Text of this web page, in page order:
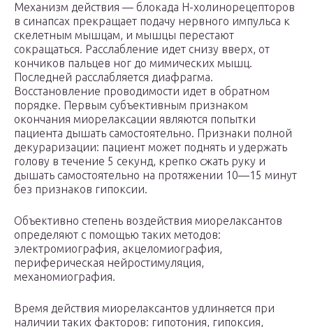
Механизм действия — блокада Н-холинорецепторов
в синапсах прекращает подачу нервного импульса к
скелетным мышцам, и мышцы перестают
сокращаться. Расслабление идет снизу вверх, от
кончиков пальцев ног до мимических мышц.
Последней расслабляется диафрагма.
Восстановление проводимости идет в обратном
порядке. Первым субъективным признаком
окончания миорелаксации являются попытки
пациента дышать самостоятельно. Признаки полной
декураризации: пациент может поднять и удержать
голову в течение 5 секунд, крепко сжать руку и
дышать самостоятельно на протяжении 10—15 минут
без признаков гипоксии.
Объективно степень воздействия миорелаксантов
определяют с помощью таких методов:
электромиография, акцеломиография,
периферическая нейростимуляция,
механомиография.
Время действия миорелаксантов удлиняется при
наличии таких факторов: гипотония, гипоксия,